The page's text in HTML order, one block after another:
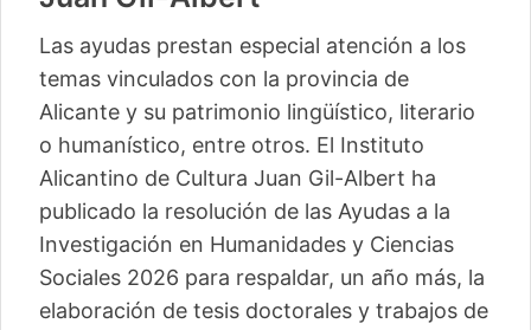
Las ayudas prestan especial atención a los
temas vinculados con la provincia de
Alicante y su patrimonio lingüístico, literario
o humanístico, entre otros. El Instituto
Alicantino de Cultura Juan Gil-Albert ha
publicado la resolución de las Ayudas a la
Investigación en Humanidades y Ciencias
Sociales 2026 para respaldar, un año más, la
elaboración de tesis doctorales y trabajos de